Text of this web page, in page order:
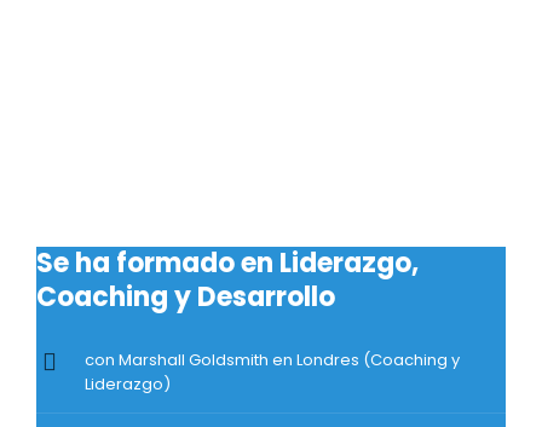
Se ha formado en Liderazgo,
Coaching y Desarrollo
con Marshall Goldsmith en Londres (Coaching y
Liderazgo)